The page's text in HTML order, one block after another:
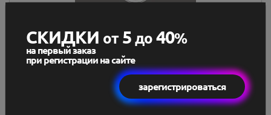
Свет комплект Longus, SINGLE , перед.+зад.
СКИДКИ от5до40%
на первый заказ
при регистрации на сайте
зарегистрироваться